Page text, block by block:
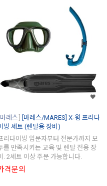
마레스
[마레스/MARES] X-윙 프리다
빙 세트 (렌탈용 장비)
리다이빙 입문자부터 전문가까지 모
를 만족시키는 교육 및 렌탈 전용 장
. 2세트 이상 주문 가능합니다.
격문의